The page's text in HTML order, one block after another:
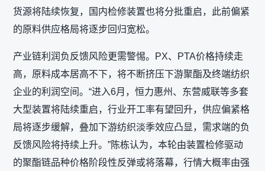
货源将陆续恢复，国内检修装置也将分批重启，此前偏紧
的原料供应格局将逐步回归宽松。
产业链利润负反馈风险更需警惕。PX、PTA价格持续走
高，原料成本居高不下，将不断挤压下游聚酯及终端纺织
企业的利润空间。“进入6月，恒力惠州、东营威联等多套
大型装置将陆续重启，行业开工率有望回升，供应偏紧格
局将逐步缓解，叠加下游纺织淡季效应凸显，需求端的负
反馈风险将持续上升。”陈栋认为，本轮由装置检修驱动
的聚酯链品种价格阶段性反弹或将落幕，行情大概率由强